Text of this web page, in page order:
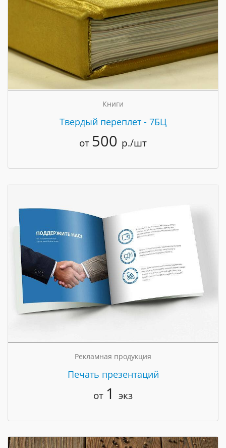
Книги
Твердый переплет - 7БЦ
от 500 р./шт
Рекламная продукция
Печать презентаций
от 1 экз